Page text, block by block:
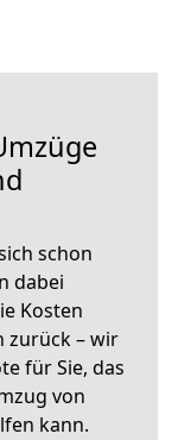
schon
dabei
Kosten
zurück – wir
für Sie, das
von
kann.